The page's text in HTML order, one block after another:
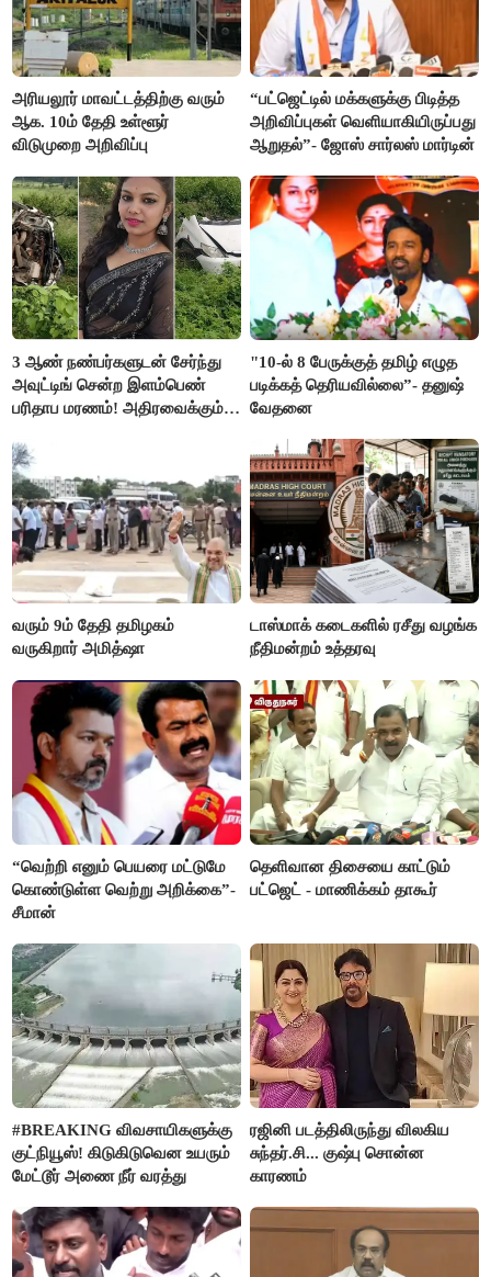
அரியலூர் மாவட்டத்திற்கு வரும்
ஆக. 10ம் தேதி உள்ளூர்
விடுமுறை அறிவிப்பு
“பட்ஜெட்டில் மக்களுக்கு பிடித்த
அறிவிப்புகள் வெளியாகியிருப்பது
ஆறுதல்”- ஜோஸ் சார்லஸ் மார்டின்
3 ஆண் நண்பர்களுடன் சேர்ந்து
அவுட்டிங் சென்ற இளம்பெண்
பரிதாப மரணம்! அதிரவைக்கும்
"10-ல் 8 பேருக்குத் தமிழ் எழுத
படிக்கத் தெரியவில்லை”- தனுஷ்
வேதனை
வரும் 9ம் தேதி தமிழகம்
வருகிறார் அமித்ஷா
டாஸ்மாக் கடைகளில் ரசீது வழங்க
நீதிமன்றம் உத்தரவு
“வெற்றி எனும் பெயரை மட்டுமே
கொண்டுள்ள வெற்று அறிக்கை”-
சீமான்
தெளிவான திசையை காட்டும்
பட்ஜெட் - மாணிக்கம் தாகூர்
#BREAKING விவசாயிகளுக்கு
குட்நியூஸ்! கிடுகிடுவென உயரும்
மேட்டூர் அணை நீர் வரத்து
ரஜினி படத்திலிருந்து விலகிய
சுந்தர்.சி... குஷ்பு சொன்ன
காரணம்